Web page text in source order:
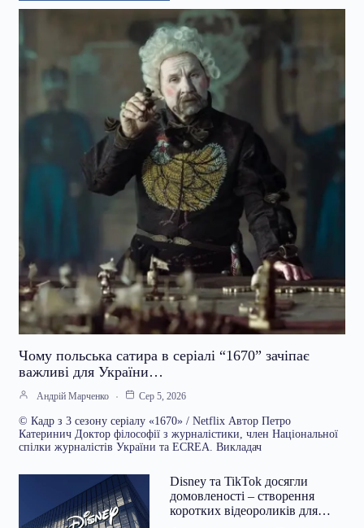
Чому польська сатира в серіалі “1670” зачіпає
важливі для України…
Андрій Марченко Сер 5, 2026
© Кадр з 3 сезону серіалу «1670» / Netflix Автор Петро
Катеринич Доктор філософії з журналістики, член Національної
спілки журналістів України та ECREA. Викладач
Disney та TikTok досягли
домовленості – створення
коротких відеороликів для…